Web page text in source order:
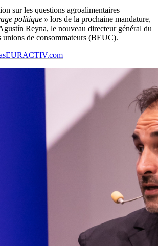
sur les questions agroalimentaires
politique » lors de la prochaine mandature,
Reyna, le nouveau directeur général du
unions de consommateurs (BEUC).
EURACTIV.com